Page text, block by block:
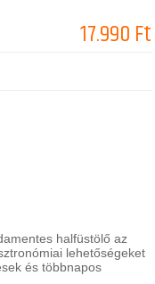
17.990 Ft
halfüstölő az
lehetőségeket
és többnapos